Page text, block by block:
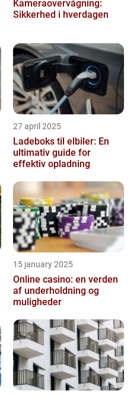
Kameraovervågning:
Sikkerhed i hverdagen
27 april 2025
Ladeboks til elbiler: En
ultimativ guide for
effektiv opladning
15 january 2025
Online casino: en verden
af underholdning og
muligheder